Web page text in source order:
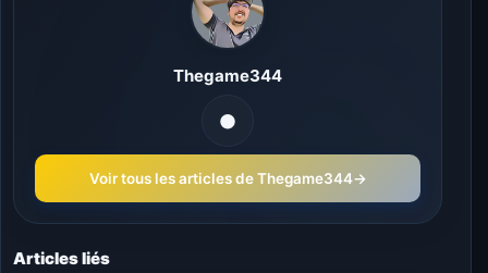
Thegame344
Voir tous les articles de Thegame344→
Articles liés